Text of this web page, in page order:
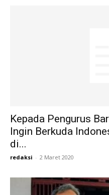
Kepada Pengurus
Ingin Berkuda
di...
redaksi - 2 Maret 2020